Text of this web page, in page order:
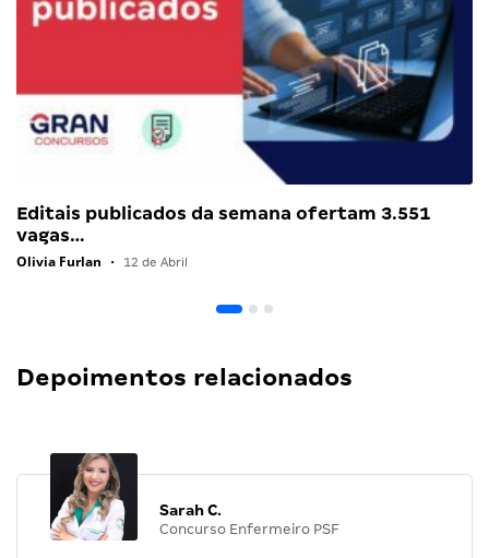
Editais publicados da semana ofertam 3.551
vagas…
Olivia Furlan • 12 de Abril
Depoimentos relacionados
Sarah C.
Concurso Enfermeiro PSF